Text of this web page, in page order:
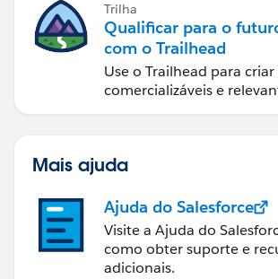
Trilha
Qualificar para o
com o Trailhead
Use o Trailhead para
comercializáveis e
Mais ajuda
Ajuda do Salesforce
Visite a Ajuda do
como obter suporte e
adicionais.